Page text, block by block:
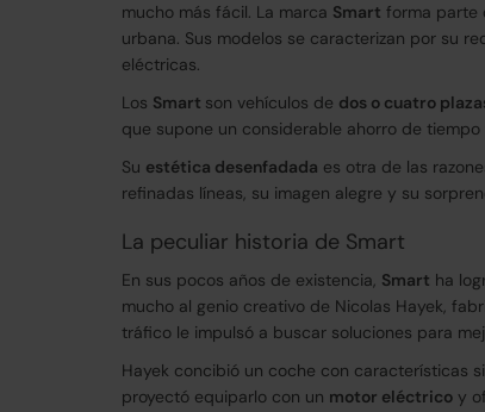
mucho más fácil. La marca Smart forma parte
urbana. Sus modelos se caracterizan por su
eléctricas.
Los Smart son vehículos de dos o cuatro
que supone un considerable ahorro de
Su estética desenfadada es otra de las
refinadas líneas, su imagen alegre y su
La peculiar historia de Smart
En sus pocos años de existencia, Smart ha
mucho al genio creativo de Nicolas Hayek,
tráfico le impulsó a buscar soluciones para
Hayek concibió un coche con características
proyectó equiparlo con un motor eléctrico y